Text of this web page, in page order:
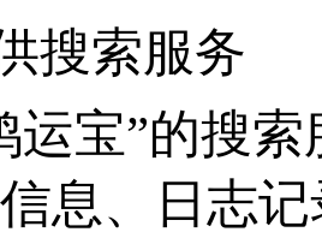
搜索服务
运宝”的搜
息、日志